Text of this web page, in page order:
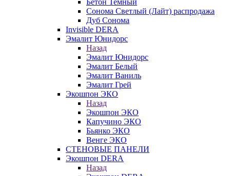
Бетон Темный
Сонома Светлый (Лайт) распродажа
Дуб Сонома
Invisible DERA
Эмалит Юнидорс
Назад
Эмалит Юнидорс
Эмалит Белый
Эмалит Ваниль
Эмалит Грей
Экошпон ЭКО
Назад
Экошпон ЭКО
Капучино ЭКО
Бьянко ЭКО
Венге ЭКО
СТЕНОВЫЕ ПАНЕЛИ
Экошпон DERA
Назад